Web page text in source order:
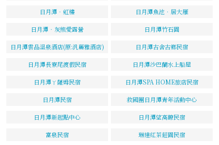
日月潭．虹樓 日月潭魚池．居大雁
日月潭‧灰熊愛露營 日月潭竹石園
日月潭雲品溫泉酒店(原:汎麗雅酒店) 日月潭古舍古鄉民宿
日月潭長寮尾渡假民宿 日月潭沙巴蘭水上船屋
日月潭ㄚ薩姆民宿 日月潭SPA HOME旅店民宿
日月潭民宿 救國團日月潭青年活動中心
日月潭新起點中心 日月潭望高瞭民宿
富泉民宿 琳達紅茶莊園民宿